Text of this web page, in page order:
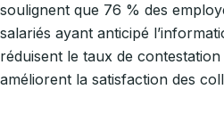
soulignent que 76 % des
salariés ayant anticipé
réduisent le taux de
améliorent la satisfaction des